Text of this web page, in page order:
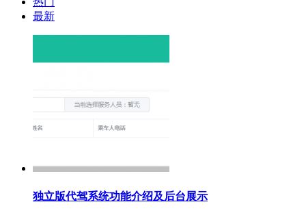
最新
独立版代驾系统功能介绍及后台展示